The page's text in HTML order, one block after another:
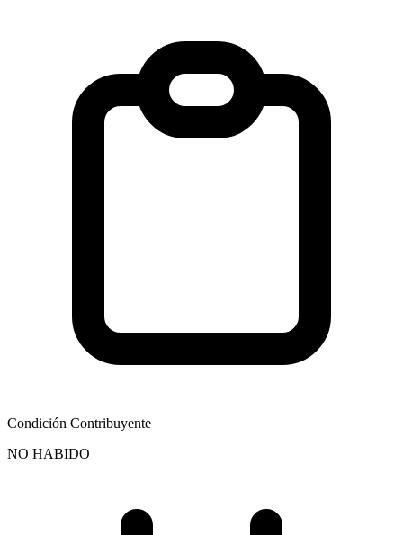
Condición Contribuyente
NO HABIDO